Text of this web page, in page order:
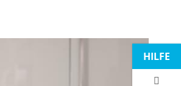
HILFE